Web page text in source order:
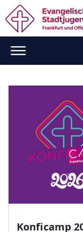
Konficamp